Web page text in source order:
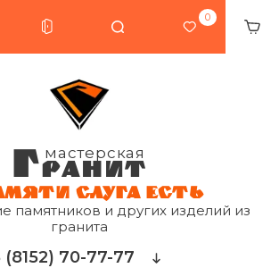
0
мастерская
ГРАНИТ
СЛУГА ЕСТЬ
памятников и других изделий из
гранита
(8152) 70-77-77